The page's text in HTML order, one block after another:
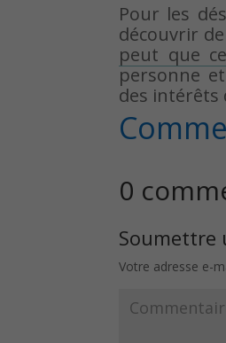
Pour les
découvrir
peut que
personne
des intérêts
0
Soumettre
Votre adresse e-